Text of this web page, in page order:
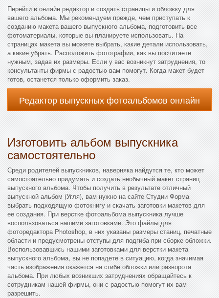
Перейти в онлайн редактор и создать страницы и обложку для
вашего альбома. Мы рекомендуем прежде, чем приступать к
созданию макета вашего выпускного альбома, подготовить все
фотоматериалы, которые вы планируете использовать. На
страницах макета вы можете выбрать, какие детали использовать,
а какие убрать. Расположить фотографии, как вы посчитаете
нужным, задав их размеры. Если у вас возникнут затруднения, то
консультанты фирмы с радостью вам помогут. Когда макет будет
готов, останется только оформить заказ.
Редактор выпускных фотоальбомов онлайн
Изготовить альбом выпускника
самостоятельно
Среди родителей выпускников, наверняка найдутся те, кто может
самостоятельно придумать и создать необычный макет страниц
выпускного альбома. Чтобы получить в результате отличный
выпускной альбом (Угля), вам нужно на сайте Студии Форма
выбрать подходящую фотокнигу и скачать заготовки макетов для
ее создания. При верстке фотоальбома выпускника лучше
воспользоваться нашими заготовками. Это файлы для
фоторедактора Photoshop, в них указаны размеры станиц, печатные
области и предусмотрены отступы для подгиба при сборке обложки.
Воспользовавшись нашими заготовками для верстки макета
выпускного альбома, вы не попадете в ситуацию, когда значимая
часть изображения окажется на сгибе обложки или разворота
альбома. При любых возникших затруднениях обращайтесь к
сотрудникам нашей фирмы, они с радостью помогут их вам
разрешить.